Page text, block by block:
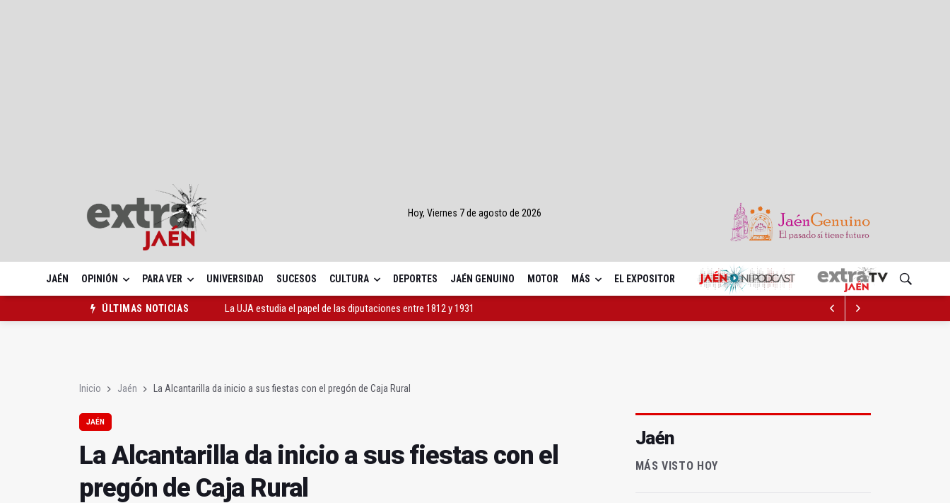
Hoy, Viernes 7 de agosto de 2026
JAÉN OPINIÓN PARA VER UNIVERSIDAD SUCESOS CULTURA DEPORTES JAÉN GENUINO MOTOR MÁS EL EXPOSITOR
ÚLTIMAS NOTICIAS
La UJA estudia el papel de las diputaciones entre 1812 y 1931
Inicio Jaén La Alcantarilla da inicio a sus fiestas con el pregón de Caja Rural
JAÉN
La Alcantarilla da inicio a sus fiestas con el
pregón de Caja Rural
Jaén
MÁS VISTO HOY